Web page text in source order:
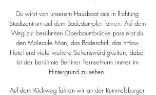
Du wirst von unserem Hausboot aus in Richtung
Stadtzentrum auf dem Badedampfer fahren. Auf dem
Weg zur berühmten Oberbaumbrücke passierst du
den Molecule Man, das Badeschiff, das nHow
Hotel und viele weitere Sehenswürdigkeiten, dabei
ist der berühmte Berliner Fernsehturm immer im
Hintergrund zu sehen.​
Auf dem Rückweg fahren wir an der Rummelsburger